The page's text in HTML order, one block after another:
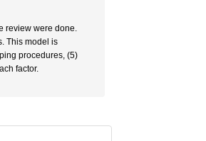
review were done.
This model is
procedures, (5)
factor.